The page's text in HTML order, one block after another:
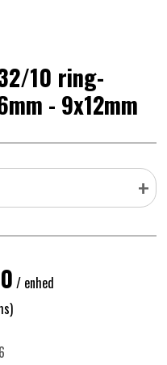
10 ring-
- 9x12mm
+
/ enhed